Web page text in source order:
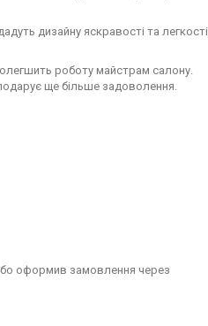
дизайну яскравості та легкості.
роботу майстрам салону.
ще більше задоволення.
оформив замовлення через